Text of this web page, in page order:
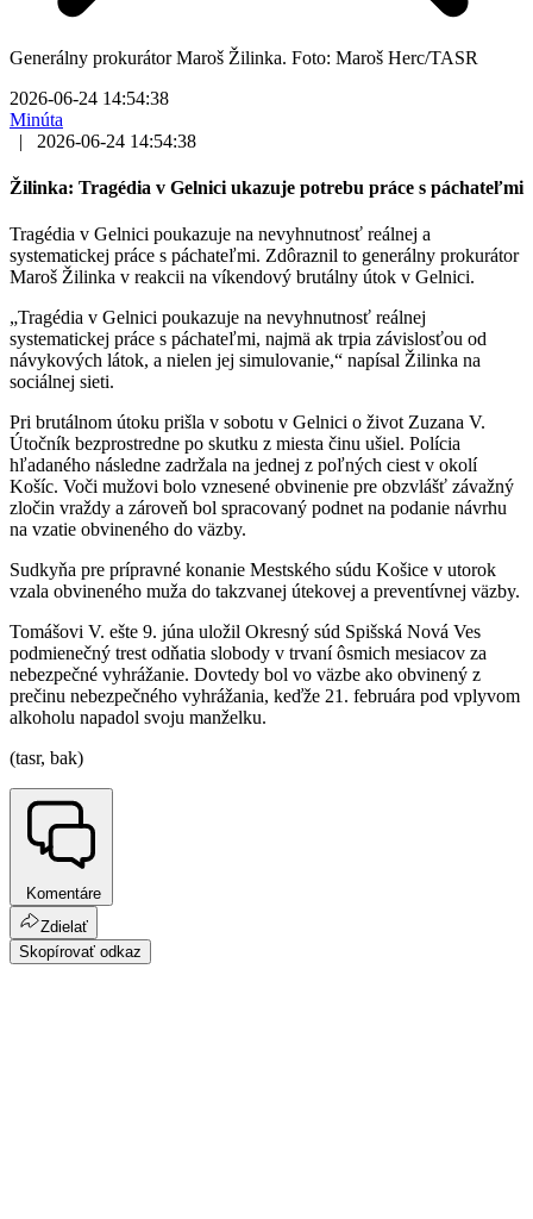
Generálny prokurátor Maroš Žilinka. Foto: Maroš Herc/TASR
2026-06-24 14:54:38
Minúta
|
2026-06-24 14:54:38
Žilinka: Tragédia v Gelnici ukazuje potrebu práce s páchateľmi
Tragédia v Gelnici poukazuje na nevyhnutnosť reálnej a
systematickej práce s páchateľmi. Zdôraznil to generálny prokurátor
Maroš Žilinka v reakcii na víkendový brutálny útok v Gelnici.
„Tragédia v Gelnici poukazuje na nevyhnutnosť reálnej
systematickej práce s páchateľmi, najmä ak trpia závislosťou od
návykových látok, a nielen jej simulovanie,“ napísal Žilinka na
sociálnej sieti.
Pri brutálnom útoku prišla v sobotu v Gelnici o život Zuzana V.
Útočník bezprostredne po skutku z miesta činu ušiel. Polícia
hľadaného následne zadržala na jednej z poľných ciest v okolí
Košíc. Voči mužovi bolo vznesené obvinenie pre obzvlášť závažný
zločin vraždy a zároveň bol spracovaný podnet na podanie návrhu
na vzatie obvineného do väzby.
Sudkyňa pre prípravné konanie Mestského súdu Košice v utorok
vzala obvineného muža do takzvanej útekovej a preventívnej väzby.
Tomášovi V. ešte 9. júna uložil Okresný súd Spišská Nová Ves
podmienečný trest odňatia slobody v trvaní ôsmich mesiacov za
nebezpečné vyhrážanie. Dovtedy bol vo väzbe ako obvinený z
prečinu nebezpečného vyhrážania, keďže 21. februára pod vplyvom
alkoholu napadol svoju manželku.
(tasr, bak)
Komentáre
Zdielať
Skopírovať odkaz